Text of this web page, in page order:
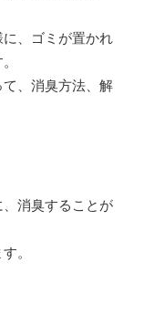
、ゴミが置かれ
、消臭方法、解
消臭することが
。